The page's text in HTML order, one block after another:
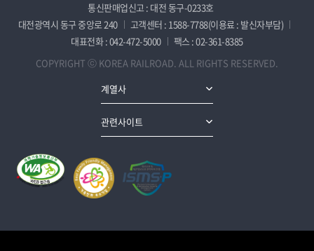
통신판매업신고 : 대전 동구-0233호
대전광역시 동구 중앙로 240
고객센터 : 1588-7788(이용료 : 발신자부담)
대표전화 : 042-472-5000
팩스 : 02-361-8385
COPYRIGHT ⓒ KOREA RAILROAD. ALL RIGHTS RESERVED.
계열사
관련사이트